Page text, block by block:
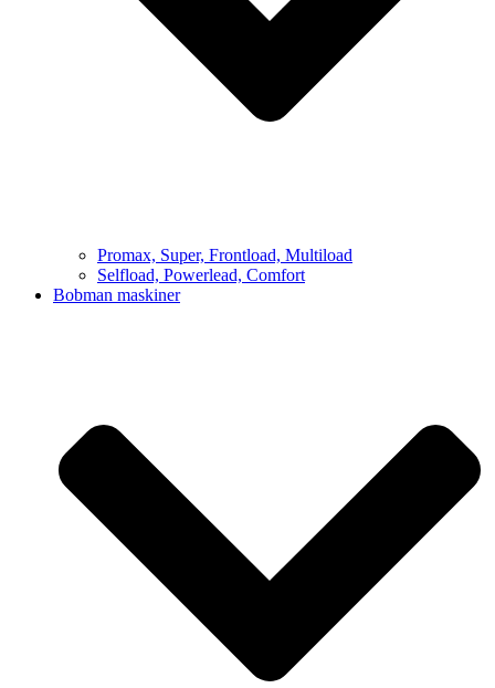
Promax, Super, Frontload, Multiload
Selfload, Powerlead, Comfort
Bobman maskiner